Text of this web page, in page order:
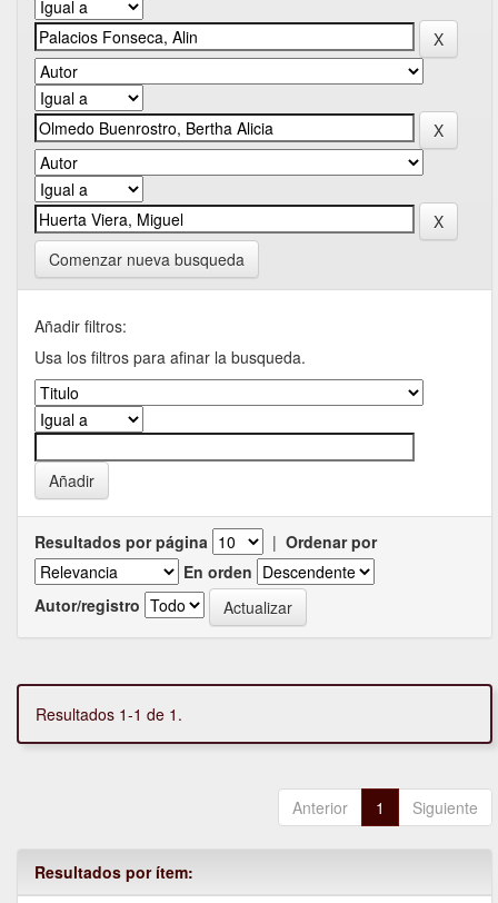
Comenzar nueva busqueda
Añadir filtros:
Usa los filtros para afinar la busqueda.
Resultados por página | Ordenar por
En orden
Autor/registro
Resultados 1-1 de 1.
Anterior 1 Siguiente
Resultados por ítem: